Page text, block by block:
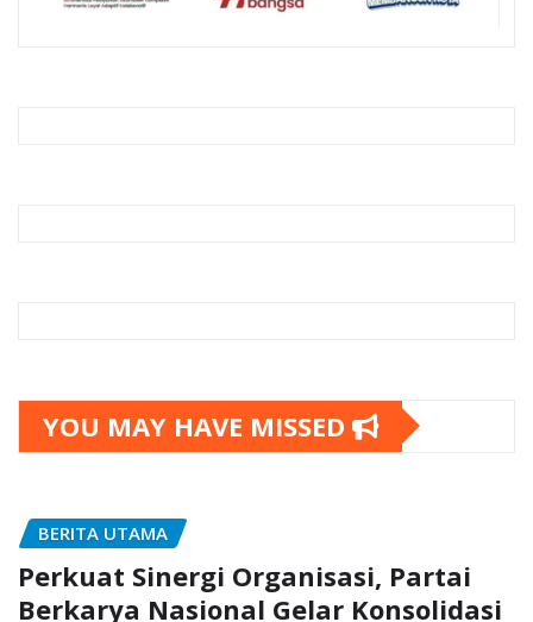
YOU MAY HAVE MISSED
BERITA UTAMA
Perkuat Sinergi Organisasi, Partai
Berkarya Nasional Gelar Konsolidasi